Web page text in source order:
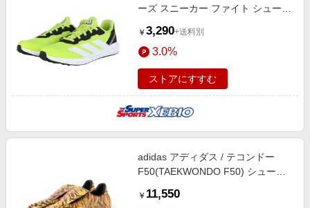
ーズ スニーカー ファイト シューズ
￥ 3,290+送料別
3.0%
ストアにすすむ
adidas アディダス / テコンドー
F50(TAEKWONDO F50) シューズ
￥ 11,550